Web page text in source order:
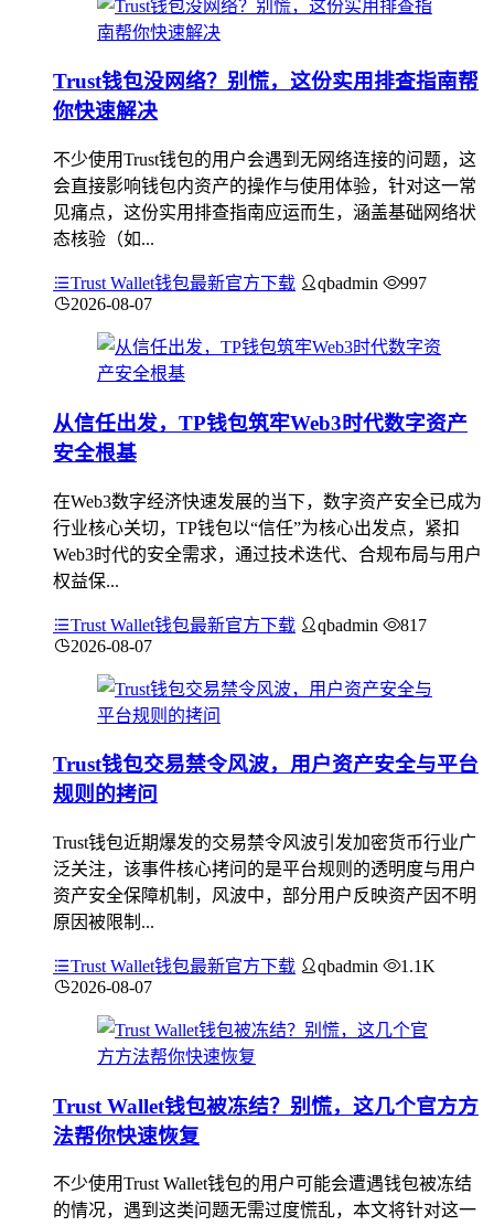
Trust钱包没网络？别慌，这份实用排查指南帮
你快速解决
不少使用Trust钱包的用户会遇到无网络连接的问题，这
会直接影响钱包内资产的操作与使用体验，针对这一常
见痛点，这份实用排查指南应运而生，涵盖基础网络状
态核验（如...
Trust Wallet钱包最新官方下载 qbadmin
997
2026-08-07
从信任出发，TP钱包筑牢Web3时代数字资产
安全根基
在Web3数字经济快速发展的当下，数字资产安全已成为
行业核心关切，TP钱包以“信任”为核心出发点，紧扣
Web3时代的安全需求，通过技术迭代、合规布局与用户
权益保...
Trust Wallet钱包最新官方下载 qbadmin
817
2026-08-07
Trust钱包交易禁令风波，用户资产安全与平台
规则的拷问
Trust钱包近期爆发的交易禁令风波引发加密货币行业广
泛关注，该事件核心拷问的是平台规则的透明度与用户
资产安全保障机制，风波中，部分用户反映资产因不明
原因被限制...
Trust Wallet钱包最新官方下载 qbadmin
1.1K
2026-08-07
Trust Wallet钱包被冻结？别慌，这几个官方方
法帮你快速恢复
不少使用Trust Wallet钱包的用户可能会遭遇钱包被冻结
的情况，遇到这类问题无需过度慌乱，本文将针对这一